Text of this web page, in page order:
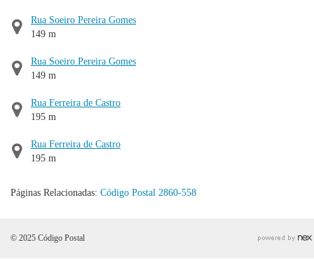
Rua Soeiro Pereira Gomes
149 m
Rua Soeiro Pereira Gomes
149 m
Rua Ferreira de Castro
195 m
Rua Ferreira de Castro
195 m
Páginas Relacionadas: Código Postal 2860-558
© 2025 Código Postal